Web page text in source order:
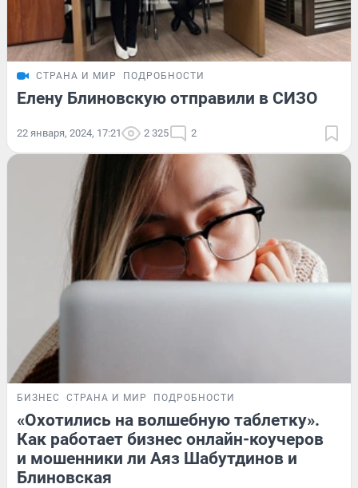
СТРАНА И МИР ПОДРОБНОСТИ
Елену Блиновскую отправили в СИЗО
22 января, 2024, 17:21 2 325 2
БИЗНЕС СТРАНА И МИР ПОДРОБНОСТИ
«Охотились на волшебную таблетку».
Как работает бизнес онлайн-коучеров
и мошенники ли Аяз Шабутдинов и
Блиновская